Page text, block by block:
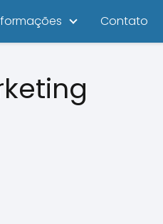
Contato